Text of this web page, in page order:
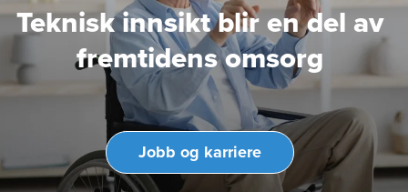
Teknisk innsikt blir en del av
fremtidens omsorg
Jobb og karriere